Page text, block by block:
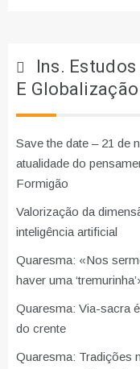
Ins.
E Globalização
Save the date – 21 de
atualidade do
Formigão
Valorização da
inteligência artificial
Quaresma: «Nos
haver uma
Quaresma: Via-sacra
do crente
Quaresma: Tradições